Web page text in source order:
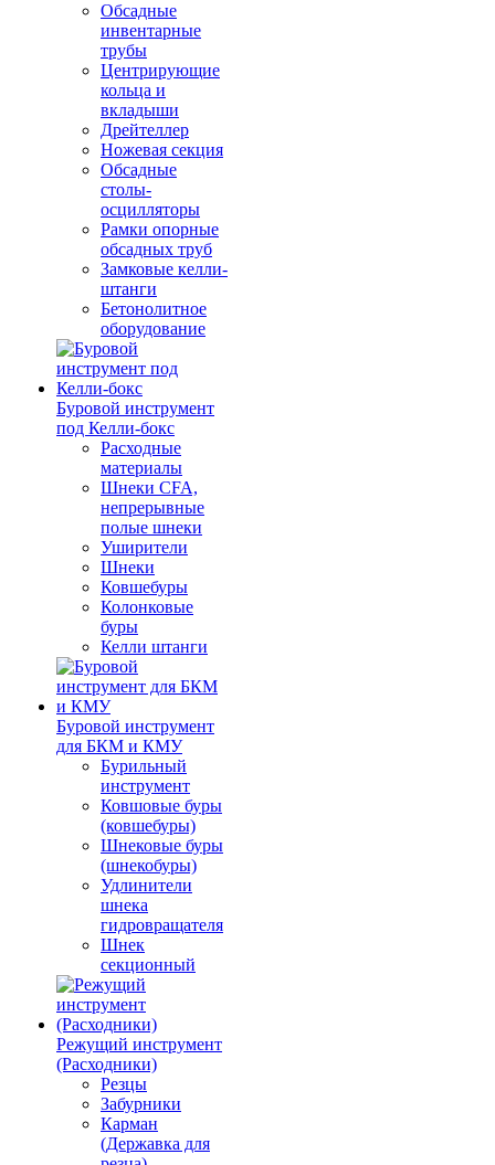
Обсадные
инвентарные
трубы
Центрирующие
кольца и
вкладыши
Дрейтеллер
Ножевая секция
Обсадные
столы-
осцилляторы
Рамки опорные
обсадных труб
Замковые келли-
штанги
Бетонолитное
оборудование
Буровой инструмент
под Келли-бокс
Расходные
материалы
Шнеки CFA,
непрерывные
полые шнеки
Уширители
Шнеки
Ковшебуры
Колонковые
буры
Келли штанги
Буровой инструмент
для БКМ и КМУ
Бурильный
инструмент
Ковшовые буры
(ковшебуры)
Шнековые буры
(шнекобуры)
Удлинители
шнека
гидровращателя
Шнек
секционный
Режущий инструмент
(Расходники)
Резцы
Забурники
Карман
(Державка для